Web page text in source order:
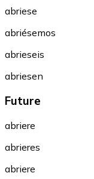
abriese
abriésemos
abrieseis
abriesen
Future
abriere
abrieres
abriere